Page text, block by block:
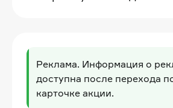
Реклама. Информация о
доступна после перехода
карточке акции.